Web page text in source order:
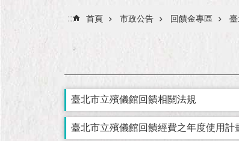
::: 首頁 市政公告 回饋金專區
臺北市立殯儀館回饋相關法規
臺北市立殯儀館回饋經費之年度使用計